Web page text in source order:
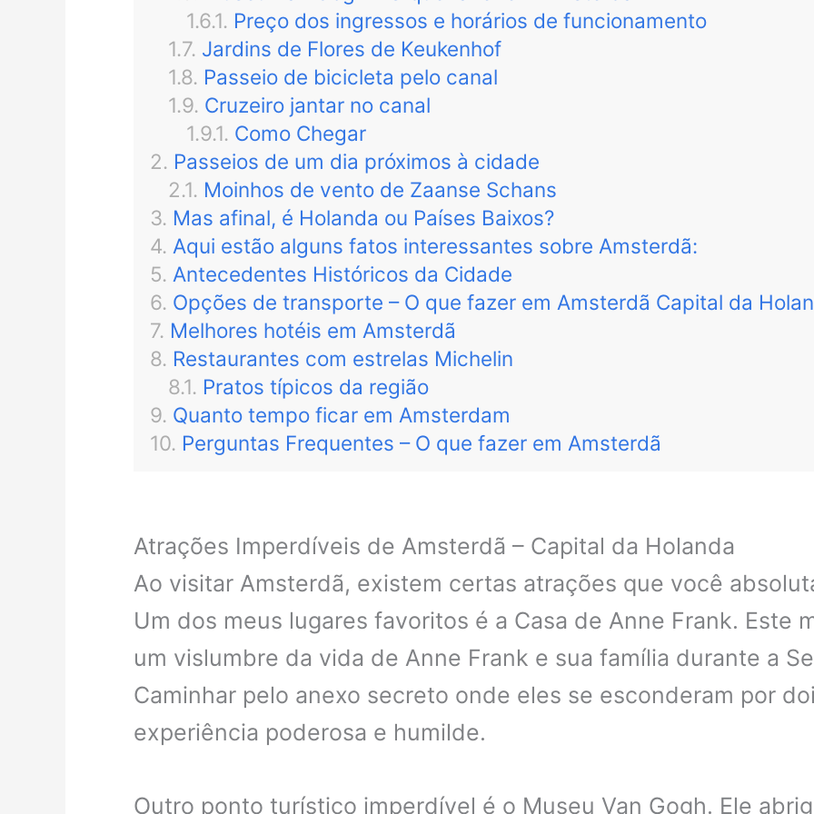
Preço dos ingressos e horários de funcionamento
Jardins de Flores de Keukenhof
Passeio de bicicleta pelo canal
Cruzeiro jantar no canal
Como Chegar
Passeios de um dia próximos à cidade
Moinhos de vento de Zaanse Schans
Mas afinal, é Holanda ou Países Baixos?
Aqui estão alguns fatos interessantes sobre Amsterdã:
Antecedentes Históricos da Cidade
Opções de transporte – O que fazer em Amsterdã Capital da
Melhores hotéis em Amsterdã
Restaurantes com estrelas Michelin
Pratos típicos da região
Quanto tempo ficar em Amsterdam
Perguntas Frequentes – O que fazer em Amsterdã
Atrações Imperdíveis de Amsterdã – Capital da Holanda
Ao visitar Amsterdã, existem certas atrações que você
Um dos meus lugares favoritos é a Casa de Anne Frank. Este
um vislumbre da vida de Anne Frank e sua família durante a
Caminhar pelo anexo secreto onde eles se esconderam por
experiência poderosa e humilde.
Outro ponto turístico imperdível é o Museu Van Gogh. Ele